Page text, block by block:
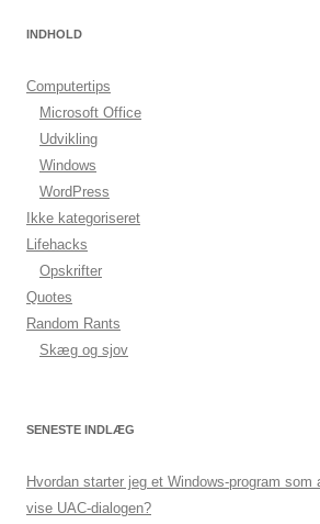
INDHOLD
Computertips
Microsoft Office
Udvikling
Windows
WordPress
Ikke kategoriseret
Lifehacks
Opskrifter
Quotes
Random Rants
Skæg og sjov
SENESTE INDLÆG
Hvordan starter jeg et Windows-program som
vise UAC-dialogen?